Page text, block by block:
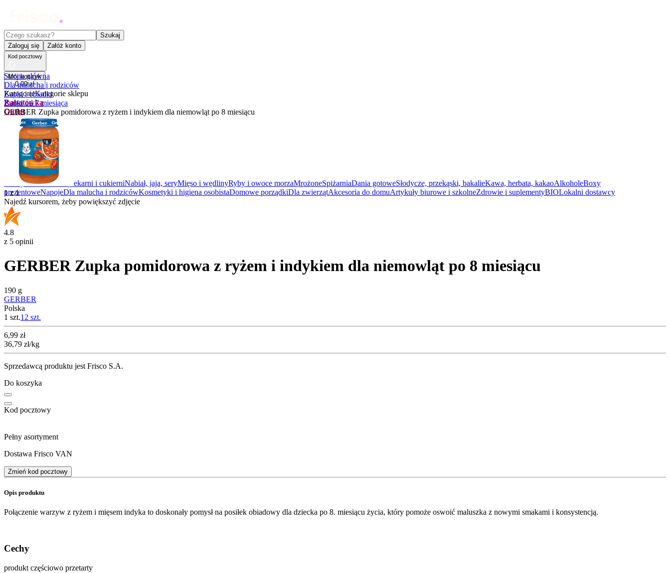
Czego szukasz?
Szukaj
Zaloguj się
Załóż konto
Kod pocztowy
Mój koszyk
0,00 zł
KategorieKategorie sklepu
Rabatówka
Outlet
Promocje
Nowości
Kupony
Dla Biura
Warzywa i owoce Z piekarni i cukierniNabiał, jaja, seryMięso i wędlinyRyby i owoce morzaMrożoneSpiżarniaDania gotoweSłodycze, przekąski, bakalieKawa, herbata, kakaoAlkoholeBoxy
prezentoweNapojeDla malucha i rodzicówKosmetyki i higiena osobistaDomowe porządkiDla zwierzątAkcesoria do domuArtykuły biurowe i szkolneZdrowie i suplementyBIOLokalni dostawcy
Strona główna
Dla malucha i rodziców
Zupki i obiadki
Zupki od 7 miesiąca
GERBER Zupka pomidorowa z ryżem i indykiem dla niemowląt po 8 miesiącu
1z1
Najedź kursorem, żeby powiększyć zdjęcie
4.8
z 5 opinii
GERBER Zupka pomidorowa z ryżem i indykiem dla niemowląt po 8 miesiącu
190 g
GERBER
Polska
1 szt.12 szt.
Cena
6,99 zł
36,79 zł/kg
Sprzedawcą produktu jest Frisco S.A.
Do koszyka
Kod pocztowy
Pełny asortyment
Dostawa Frisco VAN
Zmień kod pocztowy
Opis produktu
Połączenie warzyw z ryżem i mięsem indyka to doskonały pomysł na posiłek obiadowy dla dziecka po 8. miesiącu życia, który pomoże oswoić maluszka z nowymi smakami i konsystencją.
Cechy
produkt częściowo przetarty